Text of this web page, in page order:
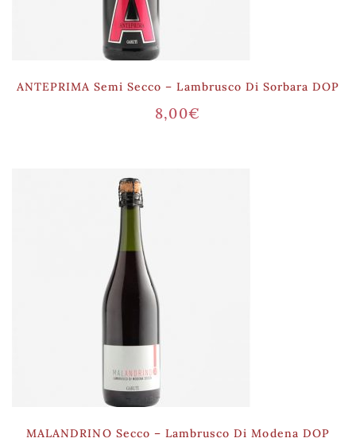
ANTEPRIMA Semi Secco – Lambrusco Di Sorbara DOP
8,00€
MALANDRINO Secco – Lambrusco Di Modena DOP